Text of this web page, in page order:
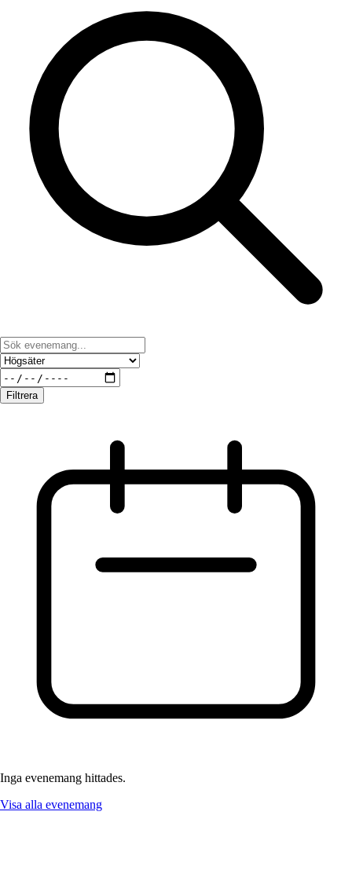
Filtrera
Inga evenemang hittades.
Visa alla evenemang